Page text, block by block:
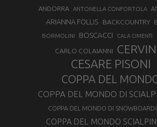
ANDORRA ANTONELLA CONFORTOLA
ARIANNA FOLLIS BACKCOUNTRY
BORMOLINI BOSCACCI CALA CIMENTI
CARLO COLAIANNI
CESARE PISONI
COPPA DEL
COPPA DEL MONDO DI
COPPA DEL MONDO DI
COPPA DEL MONDO